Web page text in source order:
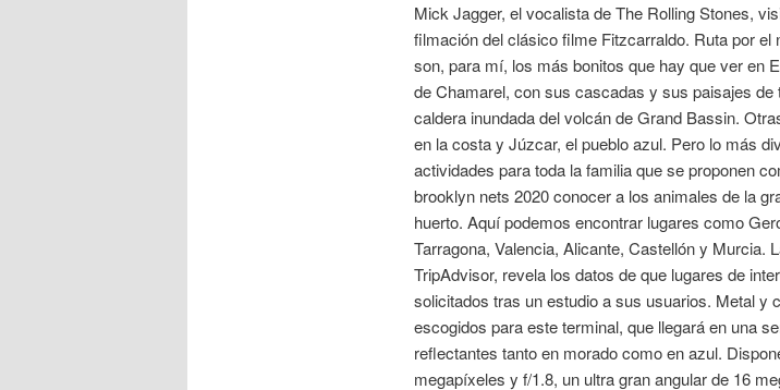
Mick Jagger, el vocalista de The Rolling Stones,
filmación del clásico filme Fitzcarraldo. Ruta por el
son, para mí, los más bonitos que hay que ver en
de Chamarel, con sus cascadas y sus paisajes
caldera inundada del volcán de Grand Bassin.
en la costa y Júzcar, el pueblo azul. Pero lo más
actividades para toda la familia que se proponen
brooklyn nets 2020 conocer a los animales de la
huerto. Aquí podemos encontrar lugares como
Tarragona, Valencia, Alicante, Castellón y Murcia.
TripAdvisor, revela los datos de que lugares de
solicitados tras un estudio a sus usuarios. Metal y
escogidos para este terminal, que llegará en una
reflectantes tanto en morado como en azul.
megapíxeles y f/1.8, un ultra gran angular de 16